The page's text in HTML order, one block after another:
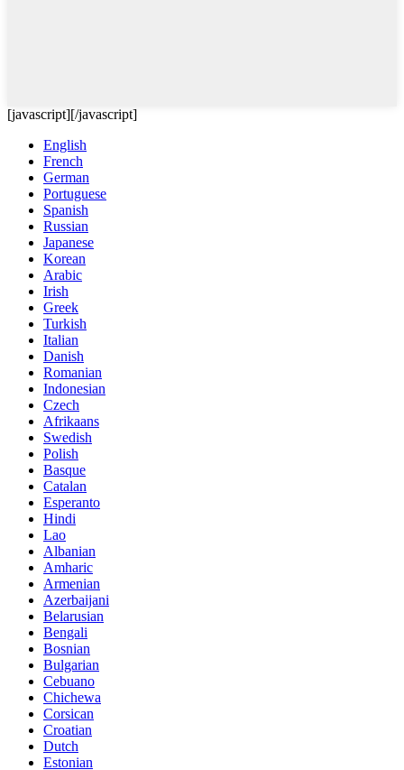
[javascript][/javascript]
English
French
German
Portuguese
Spanish
Russian
Japanese
Korean
Arabic
Irish
Greek
Turkish
Italian
Danish
Romanian
Indonesian
Czech
Afrikaans
Swedish
Polish
Basque
Catalan
Esperanto
Hindi
Lao
Albanian
Amharic
Armenian
Azerbaijani
Belarusian
Bengali
Bosnian
Bulgarian
Cebuano
Chichewa
Corsican
Croatian
Dutch
Estonian